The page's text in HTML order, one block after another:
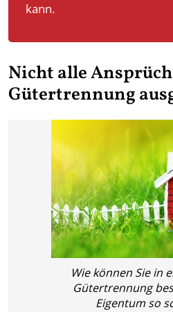
kann.
Nicht alle
Gütertrennung
Wie können Sie in
Gütertrennung
Eigentum so